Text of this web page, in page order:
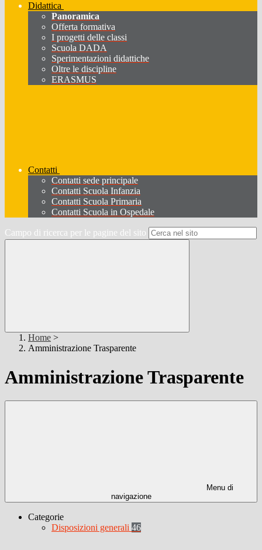
Didattica
Panoramica
Offerta formativa
I progetti delle classi
Scuola DADA
Sperimentazioni didattiche
Oltre le discipline
ERASMUS
Contatti
Contatti sede principale
Contatti Scuola Infanzia
Contatti Scuola Primaria
Contatti Scuola in Ospedale
Campo di ricerca per le pagine del sito
Home >
Amministrazione Trasparente
Amministrazione Trasparente
Menu di
navigazione
Categorie
Disposizioni generali 46